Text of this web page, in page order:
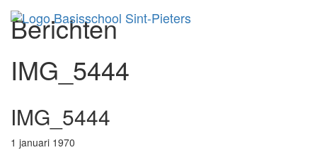
Berichten
IMG_5444
IMG_5444
1 januari 1970